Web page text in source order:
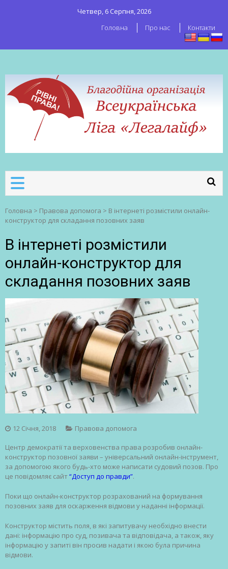
Четвер, 6 Серпня, 2026
Головна
Про нас Контакти
робітників
Головна > Правова допомога > В інтернеті розмістили онлайн-
конструктор для складання позовних заяв
В інтернеті розмістили
онлайн-конструктор для
складання позовних заяв
12 Січня, 2018 Правова допомога
Центр демократії та верховенства права розробив онлайн-
конструктор позовної заяви – універсальний онлайн-інструмент,
за допомогою якого будь-хто може написати судовий позов. Про
це повідомляє сайт “Доступ до правди”.
Поки що онлайн-конструктор розрахований на формування
позовних заяв для оскарження відмови у наданні інформації.
Конструктор містить поля, в які запитувачу необхідно внести
дані: інформацію про суд, позивача та відповідача, а також, яку
інформацію у запиті він просив надати і якою була причина
відмови.